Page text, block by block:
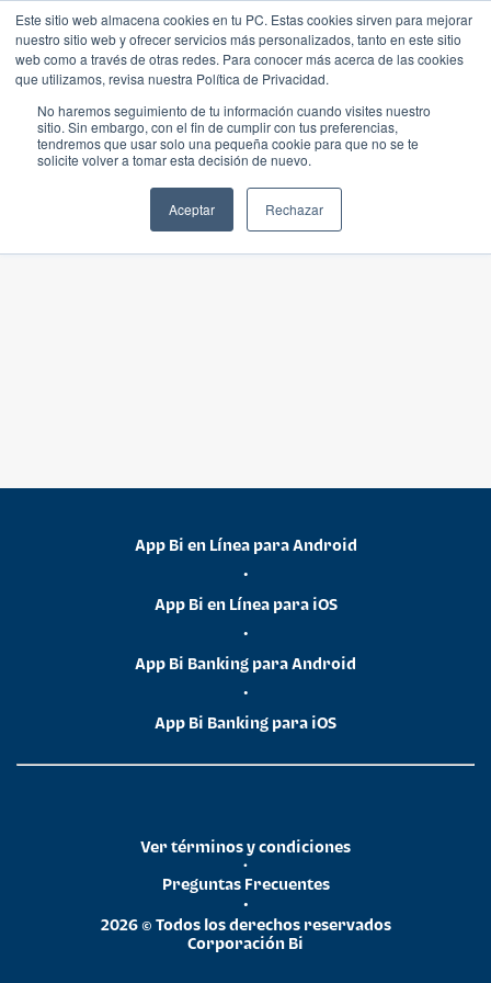
Este sitio web almacena cookies en tu PC. Estas cookies sirven para mejorar
nuestro sitio web y ofrecer servicios más personalizados, tanto en este sitio
web como a través de otras redes. Para conocer más acerca de las cookies
que utilizamos, revisa nuestra Política de Privacidad.
No haremos seguimiento de tu información cuando visites nuestro
sitio. Sin embargo, con el fin de cumplir con tus preferencias,
tendremos que usar solo una pequeña cookie para que no se te
solicite volver a tomar esta decisión de nuevo.
Aceptar Rechazar
App Bi en Línea para Android
•
App Bi en Línea para iOS
•
App Bi Banking para Android
•
App Bi Banking para iOS
2026 © Todos los derechos reservados
Corporación Bi
•
Preguntas Frecuentes
•
Ver términos y condiciones